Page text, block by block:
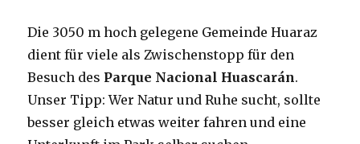
Die 3050 m hoch gelegene Gemeinde Huaraz
dient für viele als Zwischenstopp für den
Besuch des Parque Nacional Huascarán.
Unser Tipp: Wer Natur und Ruhe sucht, sollte
besser gleich etwas weiter fahren und eine